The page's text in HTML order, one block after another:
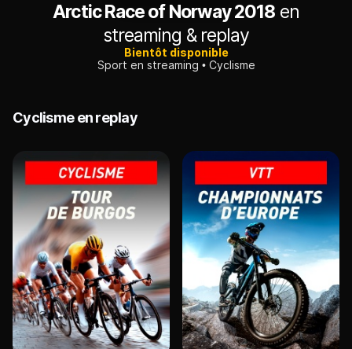
Arctic Race of Norway 2018 en
streaming & replay
Bientôt disponible
Sport en streaming
Cyclisme
Cyclisme en replay